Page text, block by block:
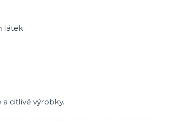
látek.
citlivé výrobky.